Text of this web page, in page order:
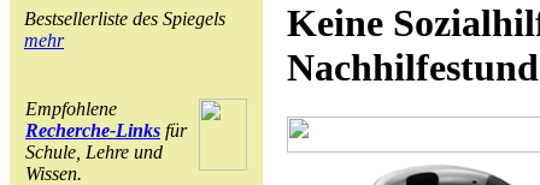
Bestsellerliste des Spiegels
mehr
Empfohlene
Recherche-Links für
Schule, Lehre und
Wissen.
Keine